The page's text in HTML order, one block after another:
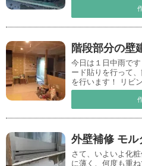
階段部分の壁
今日は１日中雨で
ード貼りを行って
を行います！ リビ
外壁補修 モル
さて、いよいよ化
に薄く、何度も重